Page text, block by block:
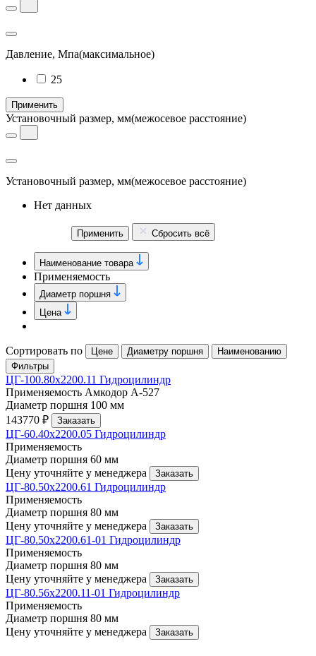
Давление, Мпа(максимальное)
25
Применить
Установочный размер, мм(межосевое расстояние)
Установочный размер, мм(межосевое расстояние)
Нет данных
Применить Сбросить всё
Наименование товара
Применяемость
Диаметр поршня
Цена
Сортировать по Цене Диаметру поршня
Наименованию
Фильтры
ЦГ-100.80х2200.11 Гидроцилиндр
Применяемость Амкодор А-527
Диаметр поршня 100 мм
143770 ₽
Заказать
ЦГ-60.40х2200.05 Гидроцилиндр
Применяемость
Диаметр поршня 60 мм
Цену уточняйте у менеджера
Заказать
ЦГ-80.50х2200.61 Гидроцилиндр
Применяемость
Диаметр поршня 80 мм
Цену уточняйте у менеджера
Заказать
ЦГ-80.50х2200.61-01 Гидроцилиндр
Применяемость
Диаметр поршня 80 мм
Цену уточняйте у менеджера
Заказать
ЦГ-80.56х2200.11-01 Гидроцилиндр
Применяемость
Диаметр поршня 80 мм
Цену уточняйте у менеджера
Заказать